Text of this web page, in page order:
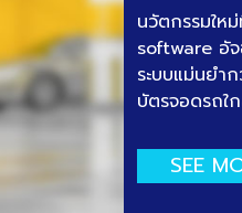
นวัตกรรมให
software อัจ
ระบบแม่นยำ
บัตรจอดรถใ
SEE